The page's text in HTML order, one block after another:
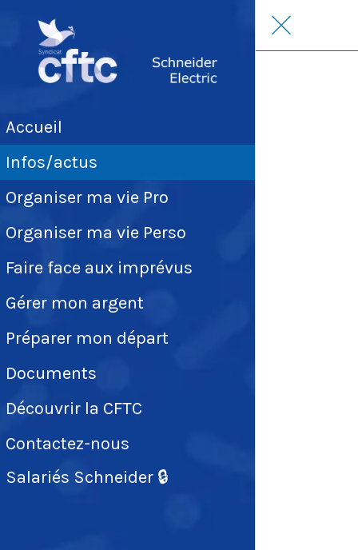
Accueil
Infos/actus
Organiser ma vie Pro
Organiser ma vie Perso
Faire face aux imprévus
Gérer mon argent
Préparer mon départ
Documents
Découvrir la CFTC
Contactez-nous
Salariés Schneider 🔒